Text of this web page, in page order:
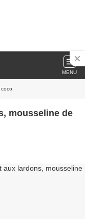
MENU
mousseline de